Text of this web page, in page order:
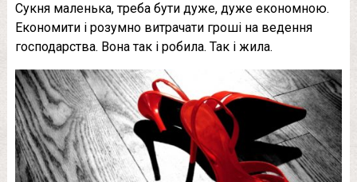
Сукня маленька, треба бути дуже, дуже економною.
Економити і розумно витрачати гроші на ведення
господарства. Вона так і робила. Так і жила.